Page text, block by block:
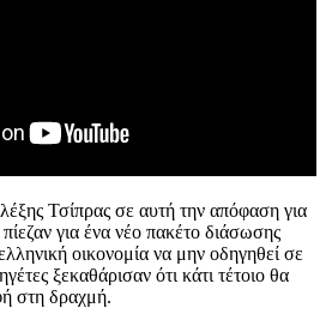
Τσίπρας σε αυτή την απόφαση για
για ένα νέο πακέτο διάσωσης
οικονομία να μην οδηγηθεί σε
ξεκαθάρισαν ότι κάτι τέτοιο θα
στη δραχμή.